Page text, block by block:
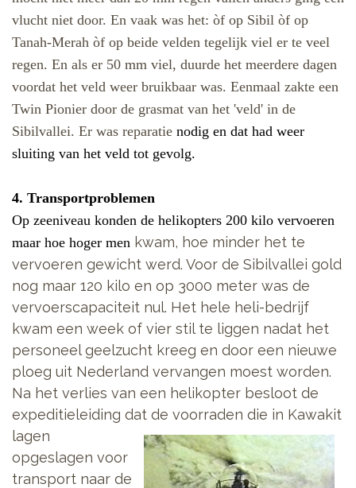
vlucht niet door. En vaak was het: òf op Sibil òf op
Tanah-Merah òf op beide velden tegelijk viel er te veel
regen. En als er 50 mm viel, duurde het meerdere dagen
voordat het veld weer bruikbaar was. Eenmaal zakte een
Twin Pionier door de grasmat van het 'veld' in de
Sibilvallei. Er was reparatie nodig en dat had weer
sluiting van het veld tot gevolg.
4. Transportproblemen
Op zeeniveau konden de helikopters 200 kilo vervoeren
maar hoe hoger men kwam, hoe minder het te
vervoeren gewicht werd. Voor de Sibilvallei gold
nog maar 120 kilo en op 3000 meter was de
vervoerscapaciteit nul. Het hele heli-bedrijf
kwam een week of vier stil te liggen nadat het
personeel geelzucht kreeg en door een nieuwe
ploeg uit Nederland vervangen moest worden.
Na het verlies van een helikopter besloot de
expeditieleiding dat de voorraden die in Kawakit
lagen
opgeslagen voor
transport naar de